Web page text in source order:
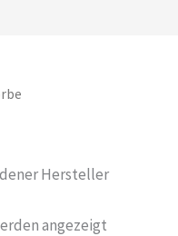
Hersteller
angezeigt